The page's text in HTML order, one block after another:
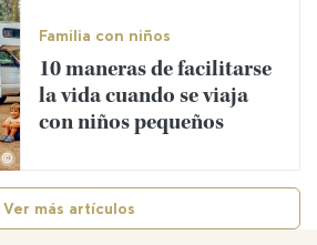
©
Familia con niños
10 maneras de facilitarse
la vida cuando se viaja
con niños pequeños
Ver más artículos